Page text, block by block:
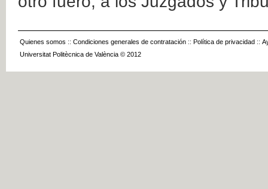
Quienes somos :: Condiciones generales de contratación :: Política de privacidad ::
Universitat Politècnica de València © 2012